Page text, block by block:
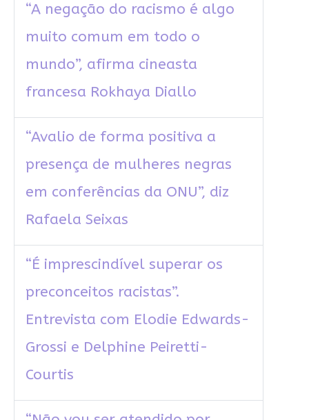
“A negação do racismo é algo
muito comum em todo o
mundo”, afirma cineasta
francesa Rokhaya Diallo
“Avalio de forma positiva a
presença de mulheres negras
em conferências da ONU”, diz
Rafaela Seixas
“É imprescindível superar os
preconceitos racistas”.
Entrevista com Elodie Edwards-
Grossi e Delphine Peiretti-
Courtis